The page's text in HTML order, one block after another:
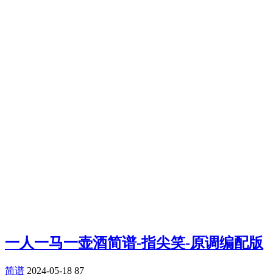
一人一马一壶酒简谱-指尖笑-原调编配版
简谱 2024-05-18 87